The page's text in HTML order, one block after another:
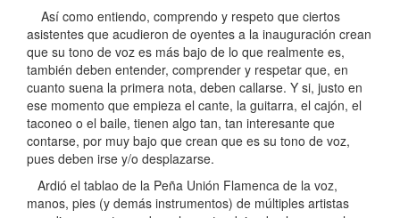
Así como entiendo, comprendo y respeto que ciertos
asistentes que acudieron de oyentes a la inauguración crean
que su tono de voz es más bajo de lo que realmente es,
también deben entender, comprender y respetar que, en
cuanto suena la primera nota, deben callarse. Y si, justo en
ese momento que empieza el cante, la guitarra, el cajón, el
taconeo o el baile, tienen algo tan, tan interesante que
contarse, por muy bajo que crean que es su tono de voz,
pues deben irse y/o desplazarse.
Ardió el tablao de la Peña Unión Flamenca de la voz,
manos, pies (y demás instrumentos) de múltiples artistas